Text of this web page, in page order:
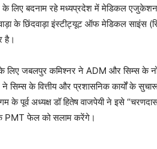
के लिए बदनाम रहे मध्यप्रदेश में मेडिकल एजुकेशन
के छिंदवाड़ा इंस्टीट्यूट ऑफ मेडिकल साइंस
है।
जबलपुर कमिश्नर ने ADM और सिम्स के
सिम्स के वित्तीय और प्रशासनिक कार्यों के
के पूर्व अध्यक्ष डॉ हितेष वाजपेयी ने इसे
PMT फेल को सलाम करेंगे।